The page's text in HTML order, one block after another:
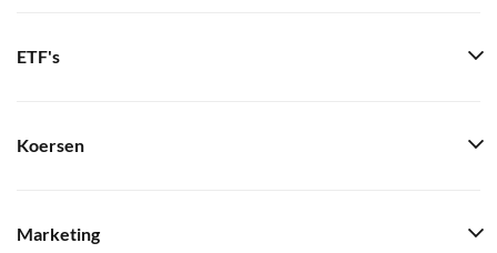
ETF's
Koersen
Marketing